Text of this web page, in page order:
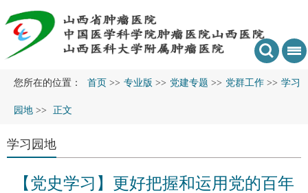
您所在的位置： 首页 >> 专业版 >> 党建专题 >> 党群工作 >> 学习
园地 >> 正文
学习园地
【党史学习】更好把握和运用党的百年